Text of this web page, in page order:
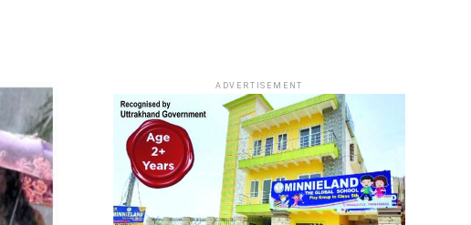
ADVERTISEMENT